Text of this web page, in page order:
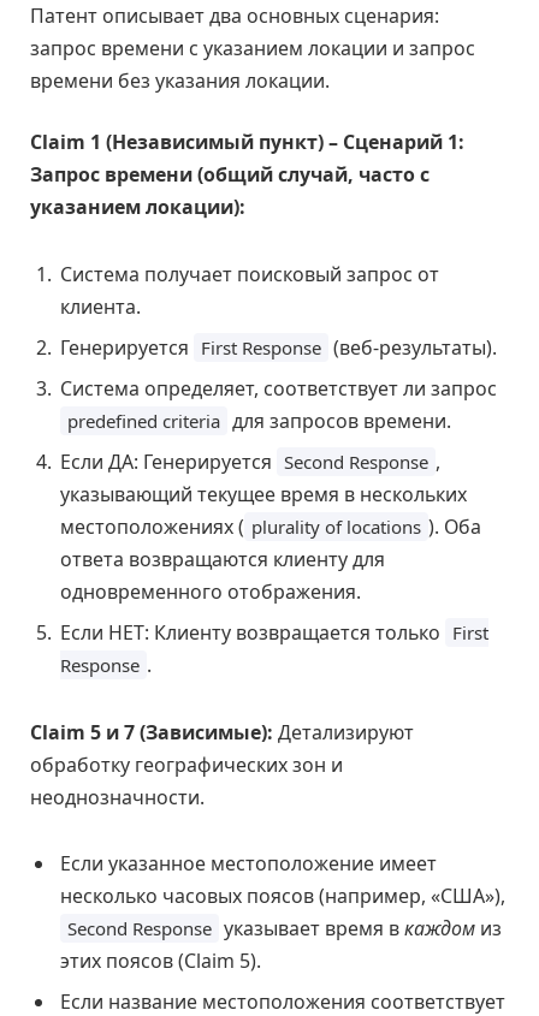
Патент описывает два основных сценария:
запрос времени с указанием локации и запрос
времени без указания локации.
Claim 1 (Независимый пункт) – Сценарий 1:
Запрос времени (общий случай, часто с
указанием локации):
Система получает поисковый запрос от
клиента.
Генерируется First Response (веб-результаты).
Система определяет, соответствует ли запрос
predefined criteria для запросов времени.
Если ДА: Генерируется Second Response ,
указывающий текущее время в нескольких
местоположениях ( plurality of locations ). Оба
ответа возвращаются клиенту для
одновременного отображения.
Если НЕТ: Клиенту возвращается только First
Response .
Claim 5 и 7 (Зависимые): Детализируют
обработку географических зон и
неоднозначности.
Если указанное местоположение имеет
несколько часовых поясов (например, «США»),
Second Response указывает время вкаждом из
этих поясов (Claim 5).
Если название местоположения соответствует